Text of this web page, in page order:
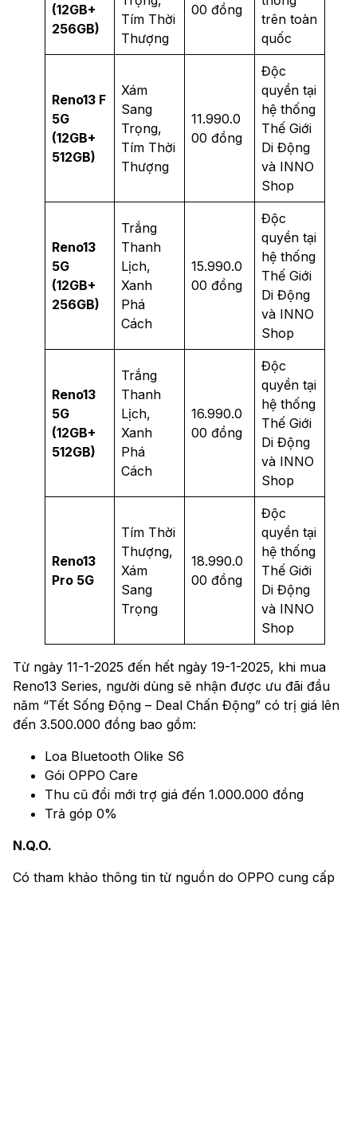
(12GB+
256GB)
Tím Thời
Thượng
00 đồng
trên toàn
quốc
Reno13 F
5G
(12GB+
512GB)
Xám
Sang
Trọng,
Tím Thời
Thượng
11.990.0
00 đồng
Độc
quyền tại
hệ thống
Thế Giới
Di Động
và INNO
Shop
Reno13
5G
(12GB+
256GB)
Trắng
Thanh
Lịch,
Xanh
Phá
Cách
15.990.0
00 đồng
Độc
quyền tại
hệ thống
Thế Giới
Di Động
và INNO
Shop
Reno13
5G
(12GB+
512GB)
Trắng
Thanh
Lịch,
Xanh
Phá
Cách
16.990.0
00 đồng
Độc
quyền tại
hệ thống
Thế Giới
Di Động
và INNO
Shop
Reno13
Pro 5G
Tím Thời
Thượng,
Xám
Sang
Trọng
18.990.0
00 đồng
Độc
quyền tại
hệ thống
Thế Giới
Di Động
và INNO
Shop
Từ ngày 11-1-2025 đến hết ngày 19-1-2025, khi mua
Reno13 Series, người dùng sẽ nhận được ưu đãi đầu
năm “Tết Sống Động – Deal Chấn Động” có trị giá lên
đến 3.500.000 đồng bao gồm:
Loa Bluetooth Olike S6
Gói OPPO Care
Thu cũ đổi mới trợ giá đến 1.000.000 đồng
Trả góp 0%
N.Q.O.
Có tham khảo thông tin từ nguồn do OPPO cung cấp